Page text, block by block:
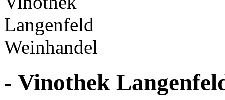
- Vinothek